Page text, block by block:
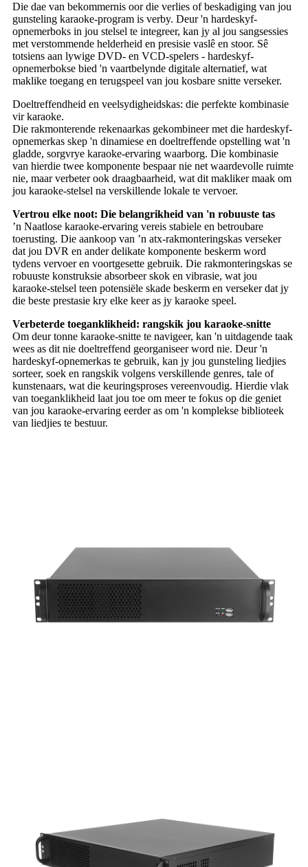
Die dae van bekommernis oor die verlies of beskadiging van jou
gunsteling karaoke-program is verby. Deur 'n hardeskyf-
opnemerboks in jou stelsel te integreer, kan jy al jou sangsessies
met verstommende helderheid en presisie vaslê en stoor. Sê
totsiens aan lywige DVD- en VCD-spelers - hardeskyf-
opnemerbokse bied 'n vaartbelynde digitale alternatief, wat
maklike toegang en terugspeel van jou kosbare snitte verseker.
Doeltreffendheid en veelsydigheidskas: die perfekte kombinasie
vir karaoke.
Die rakmonterende rekenaarkas gekombineer met die hardeskyf-
opnemerkas skep 'n dinamiese en doeltreffende opstelling wat 'n
gladde, sorgvrye karaoke-ervaring waarborg. Die kombinasie
van hierdie twee komponente bespaar nie net waardevolle ruimte
nie, maar verbeter ook draagbaarheid, wat dit makliker maak om
jou karaoke-stelsel na verskillende lokale te vervoer.
Vertrou elke noot: Die belangrikheid van 'n robuuste tas
’n Naatlose karaoke-ervaring vereis stabiele en betroubare
toerusting. Die aankoop van ’n atx-rakmonteringskas verseker
dat jou DVR en ander delikate komponente beskerm word
tydens vervoer en voortgesette gebruik. Die rakmonteringskas se
robuuste konstruksie absorbeer skok en vibrasie, wat jou
karaoke-stelsel teen potensiële skade beskerm en verseker dat jy
die beste prestasie kry elke keer as jy karaoke speel.
Verbeterde toeganklikheid: rangskik jou karaoke-snitte
Om deur tonne karaoke-snitte te navigeer, kan 'n uitdagende taak
wees as dit nie doeltreffend georganiseer word nie. Deur 'n
hardeskyf-opnemerkas te gebruik, kan jy jou gunsteling liedjies
sorteer, soek en rangskik volgens verskillende genres, tale of
kunstenaars, wat die keuringsproses vereenvoudig. Hierdie vlak
van toeganklikheid laat jou toe om meer te fokus op die geniet
van jou karaoke-ervaring eerder as om 'n komplekse biblioteek
van liedjies te bestuur.